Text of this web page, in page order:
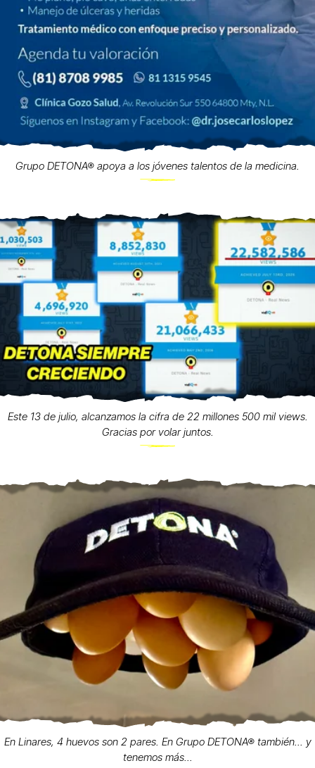
Grupo DETONA® apoya a los jóvenes talentos de la medicina.
Este 13 de julio, alcanzamos la cifra de 22 millones 500 mil views.
Gracias por volar juntos.
En Linares, 4 huevos son 2 pares. En Grupo DETONA® también... y
tenemos más...